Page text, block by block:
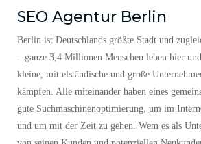
SEO Agentur Berlin
Berlin ist Deutschlands größte Stadt und
– ganze 3,4 Millionen Menschen leben hier und
kleine, mittelständische und große
kämpfen. Alle miteinander haben eines
gute Suchmaschinenoptimierung, um im
und um mit der Zeit zu gehen. Wem es als